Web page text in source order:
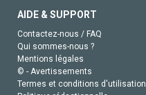
AIDE & SUPPORT
Contactez-nous / FAQ
Qui sommes-nous ?
Mentions légales
© - Avertissements
Termes et conditions d'utilisation